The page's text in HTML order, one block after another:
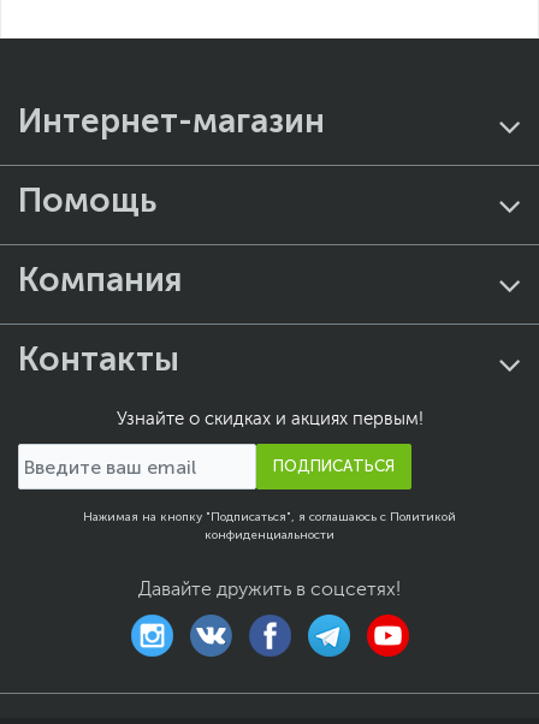
Интернет-магазин
Помощь
Компания
Контакты
Узнайте о скидках и акциях первым!
ПОДПИСАТЬСЯ
Нажимая на кнопку "Подписаться", я соглашаюсь с Политикой
конфиденциальности
Давайте дружить в соцсетях!